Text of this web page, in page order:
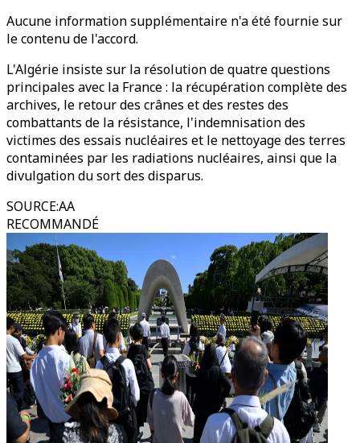
Aucune information supplémentaire n'a été fournie sur
le contenu de l'accord.
L'Algérie insiste sur la résolution de quatre questions
principales avec la France : la récupération complète des
archives, le retour des crânes et des restes des
combattants de la résistance, l'indemnisation des
victimes des essais nucléaires et le nettoyage des terres
contaminées par les radiations nucléaires, ainsi que la
divulgation du sort des disparus.
SOURCE:AA
RECOMMANDÉ